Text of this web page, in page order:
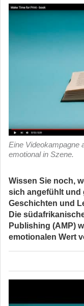
Eine Videokampagne
emotional in Szene.
Wissen Sie noch,
sich angefühlt und
Geschichten und
Die
Publishing (AMP)
emotionalen Wert